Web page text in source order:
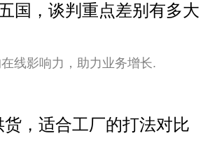
国，谈判重点差别有多大
线影响力，助力业务增长.
，适合工厂的打法对比